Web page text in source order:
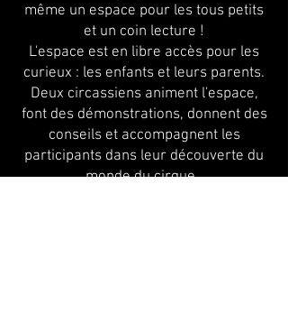
même un espace pour les tous petits
et un coin lecture !
L'espace est en libre accès pour les
curieux : les enfants et leurs parents.
Deux circassiens animent l'espace,
font des démonstrations, donnent des
conseils et accompagnent les
participants dans leur découverte du
monde du cirque.